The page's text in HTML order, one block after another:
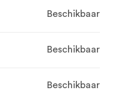
Beschikbaar
Beschikbaar
Beschikbaar